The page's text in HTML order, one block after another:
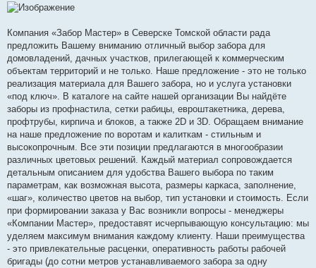
о
б
е
н
и
е
Компания «Забор Мастер» в Северске Томской области рада
предложить Вашему вниманию отличный выбор забора для
домовладений, дачных участков, прилегающей к коммерческим
объектам территорий и не только. Наше предложение - это не только
реализация материала для Вашего забора, но и услуга установки
«под ключ». В каталоге на сайте нашей организации Вы найдёте
заборы из профнастила, сетки рабицы, евроштакетника, дерева,
профтрубы, кирпича и блоков, а также 2D и 3D. Обращаем внимание
на наше предложение по воротам и калиткам - стильным и
высокопрочным. Все эти позиции предлагаются в многообразии
различных цветовых решений. Каждый материал сопровождается
детальным описанием для удобства Вашего выбора по таким
параметрам, как возможная высота, размеры каркаса, заполнение,
«шаг», количество цветов на выбор, тип установки и стоимость. Если
при формировании заказа у Вас возникли вопросы - менеджеры
«Компании Мастер», предоставят исчерпывающую консультацию: мы
уделяем максимум внимания каждому клиенту. Наши преимущества
- это привлекательные расценки, оперативность работы рабочей
бригады (до сотни метров устанавливаемого забора за одну